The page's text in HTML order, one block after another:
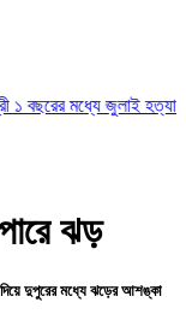
মধ্যে জুলাই হত্যা মামলার
ঝড়
দুপুরের মধ্যে ঝড়ের আশঙ্কা